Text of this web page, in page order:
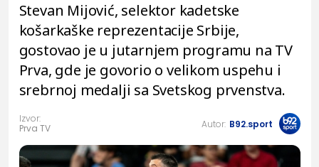
Stevan Mijović, selektor kadetske
košarkaške reprezentacije Srbije,
gostovao je u jutarnjem programu na TV
Prva, gde je govorio o velikom uspehu i
srebrnoj medalji sa Svetskog prvenstva.
Izvor:
Prva TV
Autor: B92.sport